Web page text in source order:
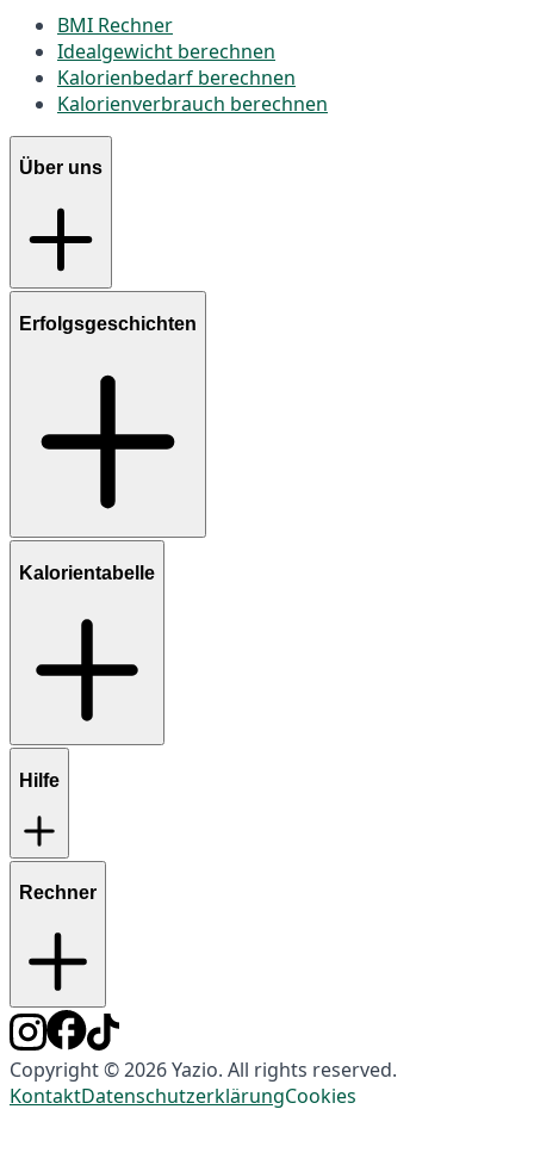
BMI Rechner
Idealgewicht berechnen
Kalorienbedarf berechnen
Kalorienverbrauch berechnen
Über uns
Erfolgsgeschichten
Kalorientabelle
Hilfe
Rechner
Copyright © 2026 Yazio. All rights reserved.
KontaktDatenschutzerklärungCookies